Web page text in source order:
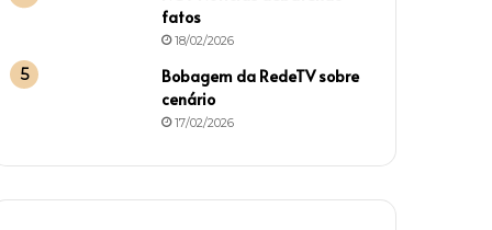
fatos
18/02/2026
Bobagem da RedeTV sobre
cenário
17/02/2026